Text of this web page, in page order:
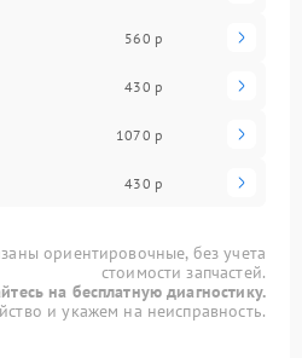
560 р
430 р
1070 р
430 р
ориентировочные, без учета
стоимости запчастей.
на бесплатную диагностику.
и укажем на неисправность.